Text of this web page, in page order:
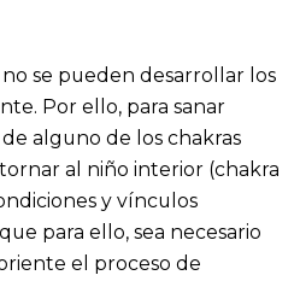
se pueden desarrollar los
Por ello, para sanar
alguno de los chakras
al niño interior (chakra
y vínculos
para ello, sea necesario
el proceso de